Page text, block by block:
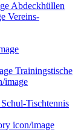
Abdeckhüllen
Vereins-
Trainingstische
Schul-Tischtennis